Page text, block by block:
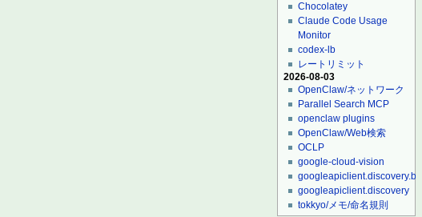
Chocolatey
Claude Code Usage
Monitor
codex-lb
レートリミット
2026-08-03
OpenClaw/ネットワーク
Parallel Search MCP
openclaw plugins
OpenClaw/Web検索
OCLP
google-cloud-vision
googleapiclient.discovery
tokkyo/メモ/命名規則